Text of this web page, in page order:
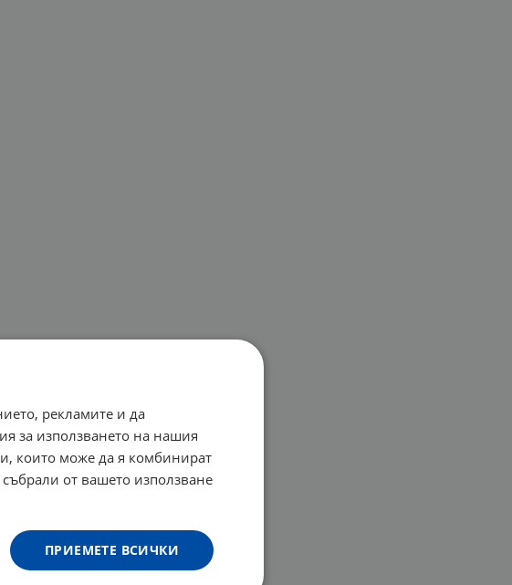
рекламите и да
за използването на нашия
които може да я комбинират
от вашето използване
ПРИЕМЕТЕ ВСИЧКИ